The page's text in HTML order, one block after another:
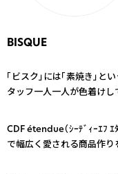
BISQUE
「ビスク」には「素焼き」
タッフ一人一人が色着けし
CDF étendue（ｼｰﾃﾞｨｰｴﾌ
で幅広く愛される商品作り